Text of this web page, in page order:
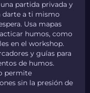
partida privada y
darte a ti mismo
Usa mapas
humos, como
en el workshop.
y guías para
de humos.
permite
sin la presión de